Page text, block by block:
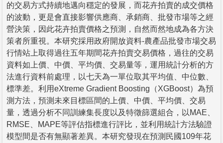
的交易方式持續地邁向穩定的發展，而花卉拍賣的成交價格
的波動，更是會直接影響供應商、承銷商、批發市場等之經
營決策，因此花卉拍賣價格之預測，自然而然地成為各方決
策者所重視。本研究採用政府開放資料-農產品批發市場交易
行情站上取得過往五年期間花卉拍賣交易價格，過往的交易
資料如上價、中價、平均價、交易量等，運用統計分析的方
法進行資料前處理，以七天為一單位取其平均值、中位數、
標準差。利用eXtreme Gradient Boosting（XGBoost）為預
測方法，預測未來目標區間的上價、中價、平均價、交易
量，透過分析不同訓練集長度以及特徵篩選組合，以MAE、
RMSE、MAPE等評估指標進行評比，並利用統計方法驗證
模型間是否有無顯著差異。本研究發現在預測民國109年花